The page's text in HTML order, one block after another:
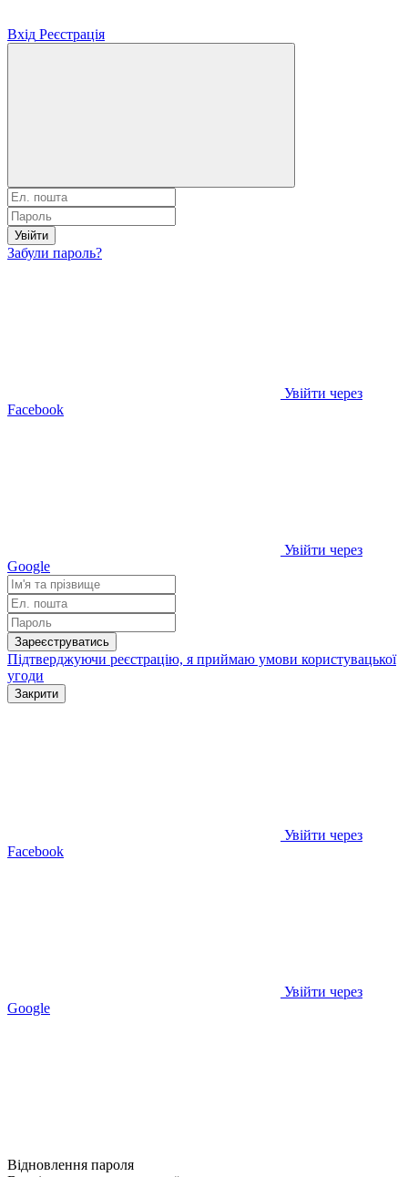
Вхід Реєстрація
Увійти
Забули пароль?
Увійти через
Facebook
Увійти через
Google
Зареєструватись
Підтверджуючи реєстрацію, я приймаю умови користувацької
угоди
Закрити
Увійти через
Facebook
Увійти через
Google
Відновлення пароля